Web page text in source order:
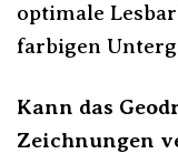
optimale
farbigen
Kann das
Zeichnungen